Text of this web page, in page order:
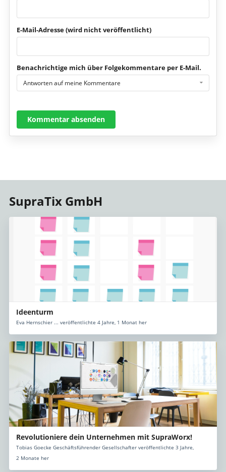
E-Mail-Adresse (wird nicht veröffentlicht)
Benachrichtige mich über Folgekommentare per E-Mail.
Antworten auf meine Kommentare
Kommentar absenden
SupraTix GmbH
Ideenturm
Eva Hernschier ... veröffentlichte 4 Jahre, 1 Monat her
Revolutioniere dein Unternehmen mit SupraWorx!
Tobias Goecke Geschäftsführender Gesellschafter veröffentlichte 3 Jahre,
2 Monate her